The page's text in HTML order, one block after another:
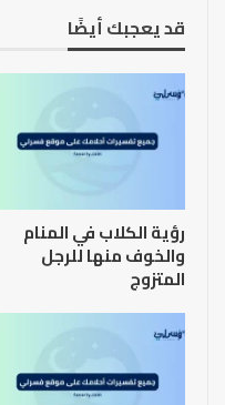
قد يعجبك أيضًا
رؤية الكلاب في المنام
والخوف منها للرجل
المتزوج